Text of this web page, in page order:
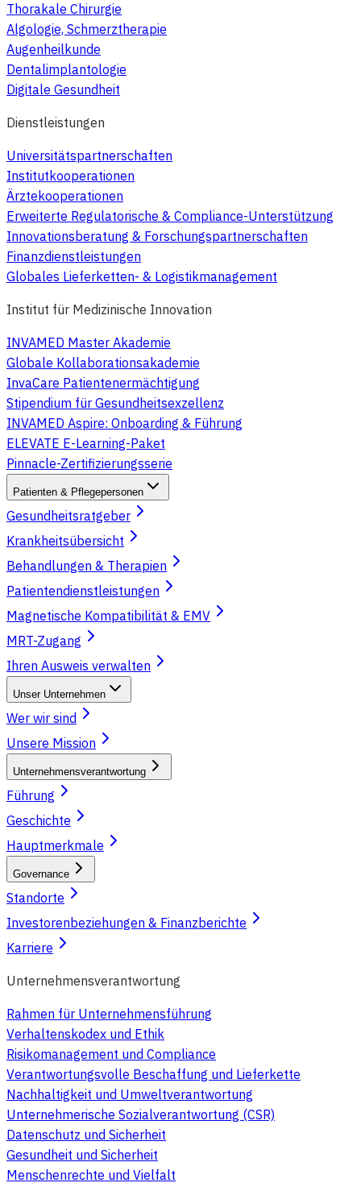
Thorakale Chirurgie
Algologie, Schmerztherapie
Augenheilkunde
Dentalimplantologie
Digitale Gesundheit
Dienstleistungen
Universitätspartnerschaften
Institutkooperationen
Ärztekooperationen
Erweiterte Regulatorische & Compliance-Unterstützung
Innovationsberatung & Forschungspartnerschaften
Finanzdienstleistungen
Globales Lieferketten- & Logistikmanagement
Institut für Medizinische Innovation
INVAMED Master Akademie
Globale Kollaborationsakademie
InvaCare Patientenermächtigung
Stipendium für Gesundheitsexzellenz
INVAMED Aspire: Onboarding & Führung
ELEVATE E-Learning-Paket
Pinnacle-Zertifizierungsserie
Patienten & Pflegepersonen
Gesundheitsratgeber
Krankheitsübersicht
Behandlungen & Therapien
Patientendienstleistungen
Magnetische Kompatibilität & EMV
MRT-Zugang
Ihren Ausweis verwalten
Unser Unternehmen
Wer wir sind
Unsere Mission
Unternehmensverantwortung
Führung
Geschichte
Hauptmerkmale
Governance
Standorte
Investorenbeziehungen & Finanzberichte
Karriere
Unternehmensverantwortung
Rahmen für Unternehmensführung
Verhaltenskodex und Ethik
Risikomanagement und Compliance
Verantwortungsvolle Beschaffung und Lieferkette
Nachhaltigkeit und Umweltverantwortung
Unternehmerische Sozialverantwortung (CSR)
Datenschutz und Sicherheit
Gesundheit und Sicherheit
Menschenrechte und Vielfalt